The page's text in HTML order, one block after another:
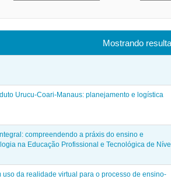
Mostrando
Urucu-Coari-Manaus: planejamento e logística
compreendendo a práxis do ensino e
na Educação Profissional e Tecnológica de
uso da realidade virtual para o processo de ensino-